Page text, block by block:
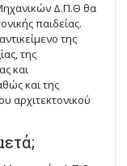
Δ.Π.Θ θα
παιδείας.
της
της
και
και της
αρχιτεκτονικού